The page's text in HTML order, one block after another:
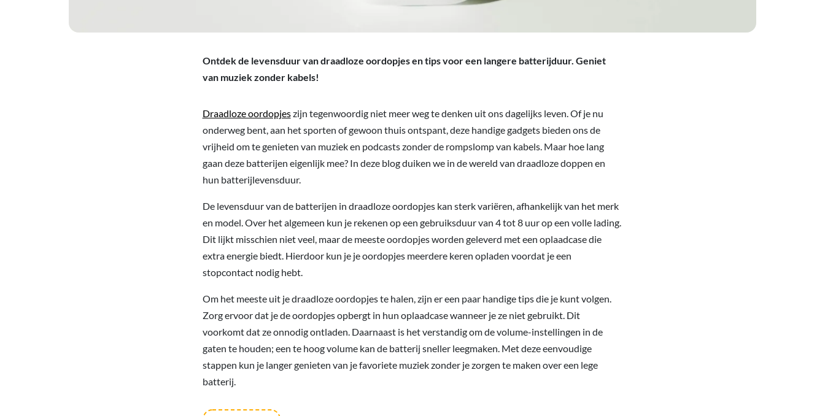
Ontdek de levensduur van draadloze oordopjes en tips voor een langere batterijduur. Geniet
van muziek zonder kabels!
Draadloze oordopjeszijn tegenwoordig niet meer weg te denken uit ons dagelijks leven. Of je nu
onderweg bent, aan het sporten of gewoon thuis ontspant, deze handige gadgets bieden ons de
vrijheid om te genieten van muziek en podcasts zonder de rompslomp van kabels. Maar hoe lang
gaan deze batterijen eigenlijk mee? In deze blog duiken we in de wereld van draadloze doppen en
hun batterijlevensduur.
De levensduur van de batterijen in draadloze oordopjes kan sterk variëren, afhankelijk van het merk
en model. Over het algemeen kun je rekenen op een gebruiksduur van 4 tot 8 uur op een volle lading.
Dit lijkt misschien niet veel, maar de meeste oordopjes worden geleverd met een oplaadcase die
extra energie biedt. Hierdoor kun je je oordopjes meerdere keren opladen voordat je een
stopcontact nodig hebt.
Om het meeste uit je draadloze oordopjes te halen, zijn er een paar handige tips die je kunt volgen.
Zorg ervoor dat je de oordopjes opbergt in hun oplaadcase wanneer je ze niet gebruikt. Dit
voorkomt dat ze onnodig ontladen. Daarnaast is het verstandig om de volume-instellingen in de
gaten te houden; een te hoog volume kan de batterij sneller leegmaken. Met deze eenvoudige
stappen kun je langer genieten van je favoriete muziek zonder je zorgen te maken over een lege
batterij.